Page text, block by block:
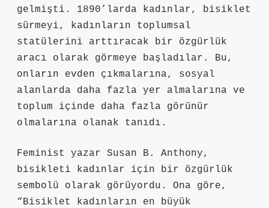
gelmişti. 1890’larda kadınlar, bisiklet
sürmeyi, kadınların toplumsal
statülerini arttıracak bir özgürlük
aracı olarak görmeye başladılar. Bu,
onların evden çıkmalarına, sosyal
alanlarda daha fazla yer almalarına ve
toplum içinde daha fazla görünür
olmalarına olanak tanıdı.
Feminist yazar Susan B. Anthony,
bisikleti kadınlar için bir özgürlük
sembolü olarak görüyordu. Ona göre,
“Bisiklet kadınların en büyük